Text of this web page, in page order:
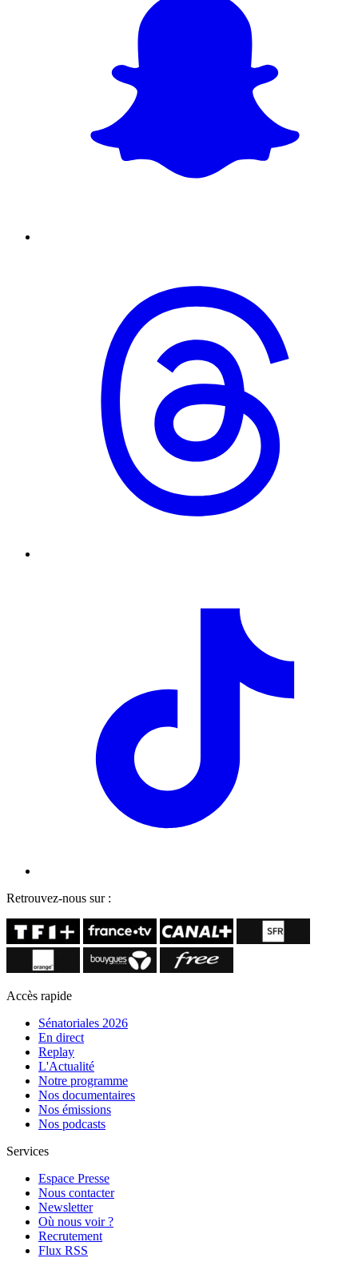
Retrouvez-nous sur :
Accès rapide
Sénatoriales 2026
En direct
Replay
L'Actualité
Notre programme
Nos documentaires
Nos émissions
Nos podcasts
Services
Espace Presse
Nous contacter
Newsletter
Où nous voir ?
Recrutement
Flux RSS